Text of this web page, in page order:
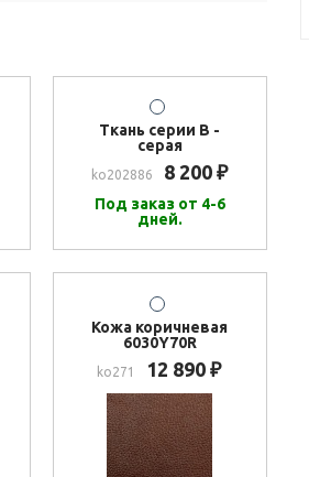
Ткань серии В -
серая
ko202886 8 200 ₽
Под заказ от 4-6
дней.
Кожа коричневая
6030Y70R
ko271 12 890₽